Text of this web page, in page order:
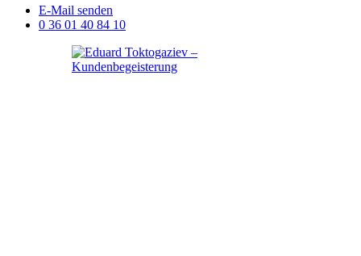
E-Mail senden
0 36 01 40 84 10